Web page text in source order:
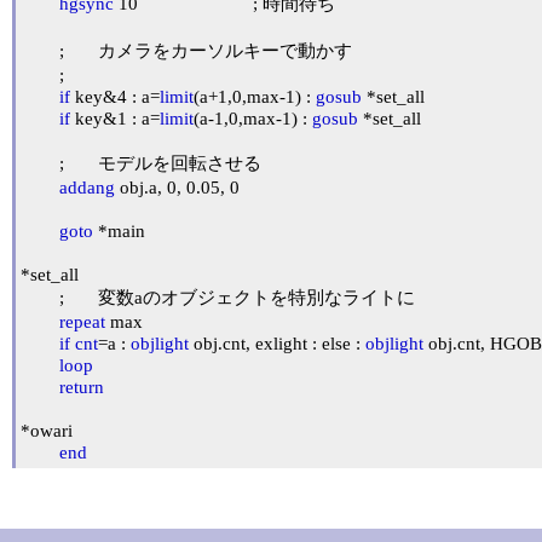
if key&4 : a=limit(a+1,0,max-1) : gosub *set_all
if key&1 : a=limit(a-1,0,max-1) : gosub *set_all
addang obj.a, 0, 0.05, 0
goto *main
*set_all
repeat max
if cnt=a : objlight obj.cnt, exlight : else : objlight obj.cnt,
loop
return
*owari
end